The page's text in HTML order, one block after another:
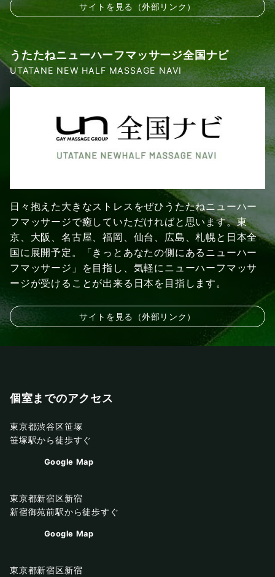
サイトを見る（外部リンク）
うたたねニューハーフマッサージ全国ナビ
UTATANE NEW HALF MASSAGE NAVI
日々抱えた大きなストレスをぜひうたたねニューハー
フマッサージで癒していただければと思います。東
京、大阪、名古屋、福岡、仙台、広島、札幌と日本全
国に展開予定。「きっとあなたの側にあるニューハー
フマッサージ」を目指し、気軽にニューハーフマッサ
ージが受けることが出来る日本を目指します。
サイトを見る（外部リンク）
個室までのアクセス
東京都渋谷区笹塚
笹塚駅から徒歩すぐ
Google Map
東京都新宿区新宿
新宿御苑前駅から徒歩すぐ
Google Map
東京都新宿区新宿